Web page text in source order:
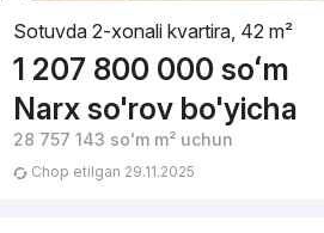
Sotuvda 2-xonali kvartira, 42 m²
1 207 800 000 soʻm
Narx so'rov bo'yicha
28 757 143 soʻmm² uchun
Chop etilgan 29.11.2025